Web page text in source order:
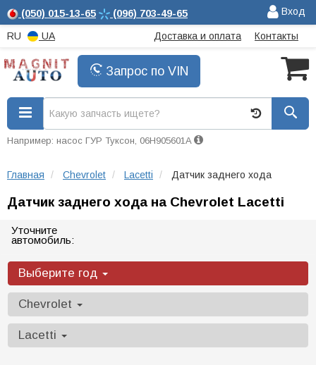
(050) 015-13-65 (096) 703-49-65 Вход
RU UA Доставка и оплата Контакты
Запрос по VIN
Например: насос ГУР Туксон, 06H905601A
Главная Chevrolet Lacetti Датчик заднего хода
Датчик заднего хода на Chevrolet Lacetti
Уточните
автомобиль:
Выберите год
Chevrolet
Lacetti